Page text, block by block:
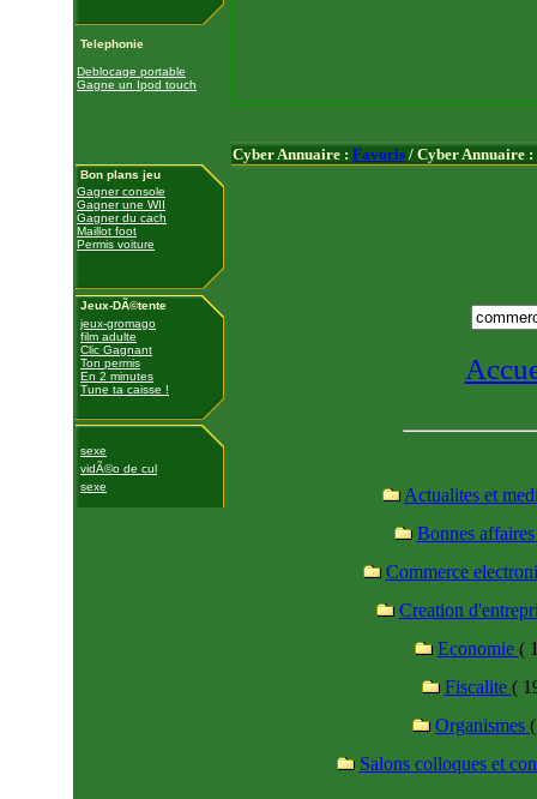
Telephonie
Deblocage portable
Gagne un Ipod touch
Bon plans jeu
Gagner console
Gagner une WII
Gagner du cach
Maillot foot
Permis voiture
Jeux-DÃ©tente
jeux-gromago
film adulte
Clic Gagnant
Ton permis
En 2 minutes
Tune ta caisse !
sexe
vidÃ©o de cul
sexe
Cyber Annuaire : Favoris / Cyber Annuaire :
Actualites et
Bonnes
Commerce
Creation
Economie (
Fiscalite (
Organismes
Salons colloques et